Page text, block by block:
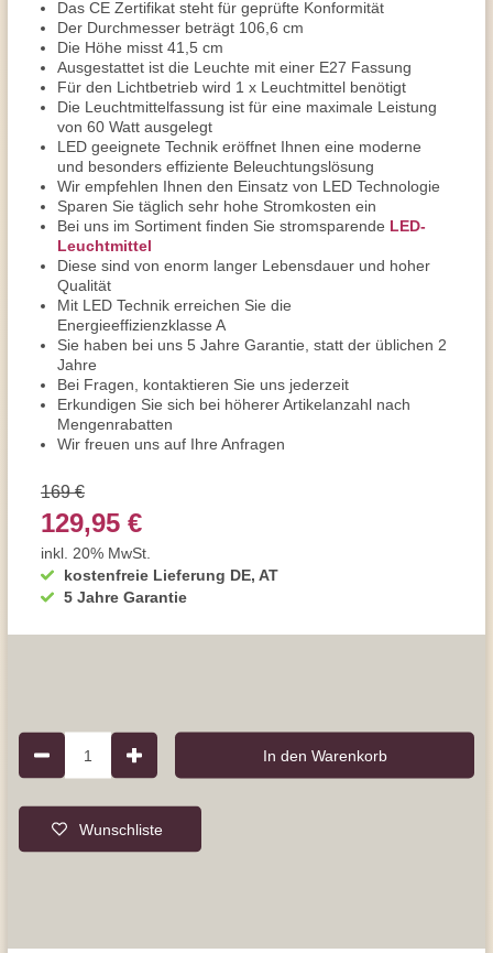
Das CE Zertifikat steht für geprüfte Konformität
Der Durchmesser beträgt 106,6 cm
Die Höhe misst 41,5 cm
Ausgestattet ist die Leuchte mit einer E27 Fassung
Für den Lichtbetrieb wird 1 x Leuchtmittel benötigt
Die Leuchtmittelfassung ist für eine maximale Leistung
von 60 Watt ausgelegt
LED geeignete Technik eröffnet Ihnen eine moderne
und besonders effiziente Beleuchtungslösung
Wir empfehlen Ihnen den Einsatz von LED Technologie
Sparen Sie täglich sehr hohe Stromkosten ein
Bei uns im Sortiment finden Sie stromsparende LED-
Leuchtmittel
Diese sind von enorm langer Lebensdauer und hoher
Qualität
Mit LED Technik erreichen Sie die
Energieeffizienzklasse A
Sie haben bei uns 5 Jahre Garantie, statt der üblichen 2
Jahre
Bei Fragen, kontaktieren Sie uns jederzeit
Erkundigen Sie sich bei höherer Artikelanzahl nach
Mengenrabatten
Wir freuen uns auf Ihre Anfragen
kostenfreie Lieferung DE, AT
5 Jahre Garantie
169 €
129,95 €
inkl. 20% MwSt.
1 In den Warenkorb
Wunschliste